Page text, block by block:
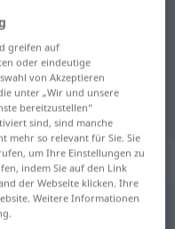
für
greifen auf
oder eindeutige
von Akzeptieren
unter „Wir und unsere
bereitzustellen“
sind, sind manche
mehr so relevant für Sie. Sie
um Ihre Einstellungen zu
indem Sie auf den Link
der Webseite klicken. Ihre
Weitere Informationen